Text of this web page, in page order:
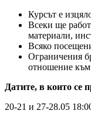
Курсът е
Всеки ще
материали,
Всяко
Ограничения
отношение към
Датите, в които се
20-21 и 27-28.05